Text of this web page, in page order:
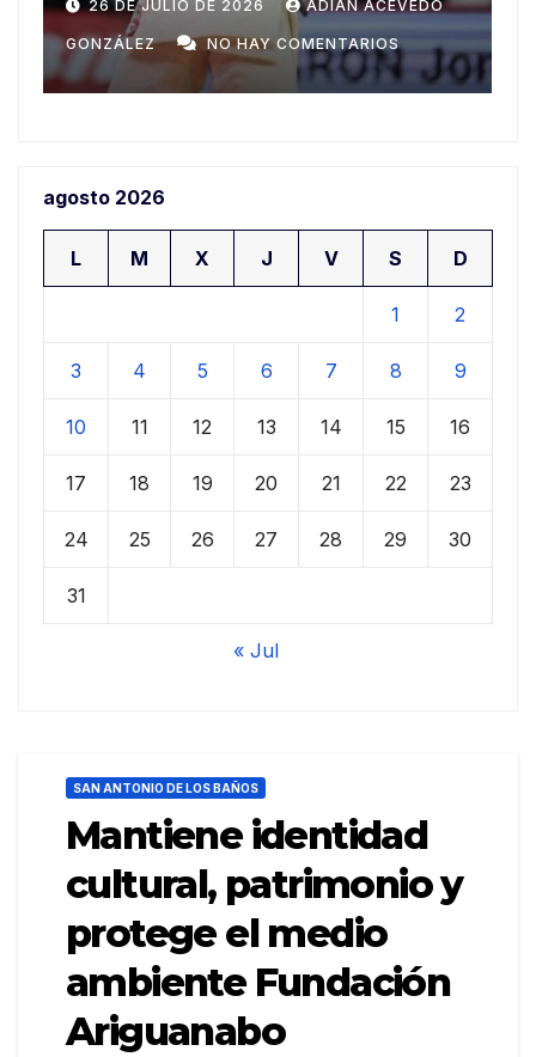
edición
25 DE JULIO DE 2026 ADIAN ACEVEDO
GONZÁLEZ NO HAY COMENTARIOS
agosto 2026
L M X J V S D
1 2
3 4 5 6 7 8 9
10 11 12 13 14 15 16
17 18 19 20 21 22 23
24 25 26 27 28 29 30
31
« Jul
SAN ANTONIO DE LOS BAÑOS
Mantiene identidad
cultural, patrimonio y
protege el medio
ambiente Fundación
Ariguanabo